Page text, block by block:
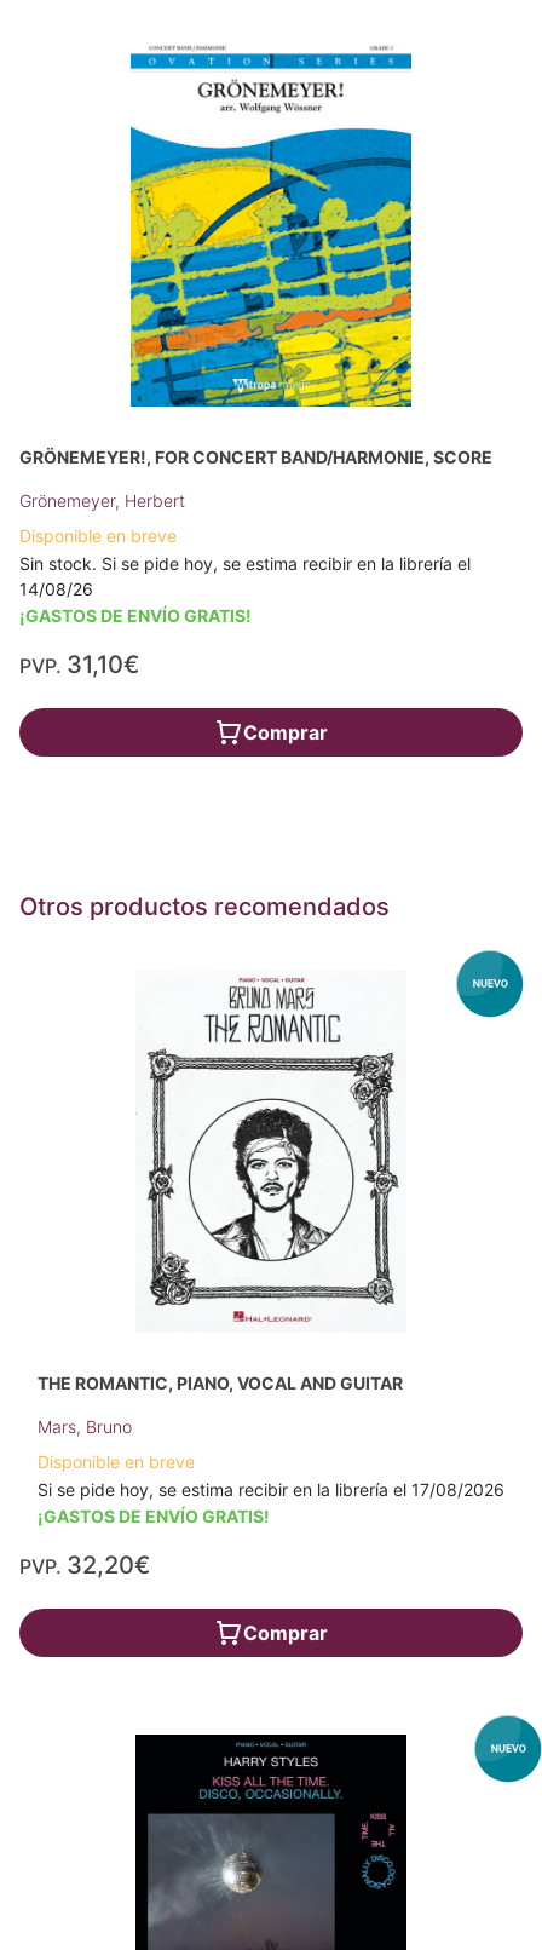
GRÖNEMEYER!, FOR CONCERT BAND/HARMONIE, SCORE
Grönemeyer, Herbert
Disponible en breve
Sin stock. Si se pide hoy, se estima recibir en la librería el
14/08/26
¡GASTOS DE ENVÍO GRATIS!
PVP. 31,10€
Comprar
Otros productos recomendados
THE ROMANTIC, PIANO, VOCAL AND GUITAR
Mars, Bruno
Disponible en breve
Si se pide hoy, se estima recibir en la librería el 17/08/2026
¡GASTOS DE ENVÍO GRATIS!
PVP. 32,20€
Comprar